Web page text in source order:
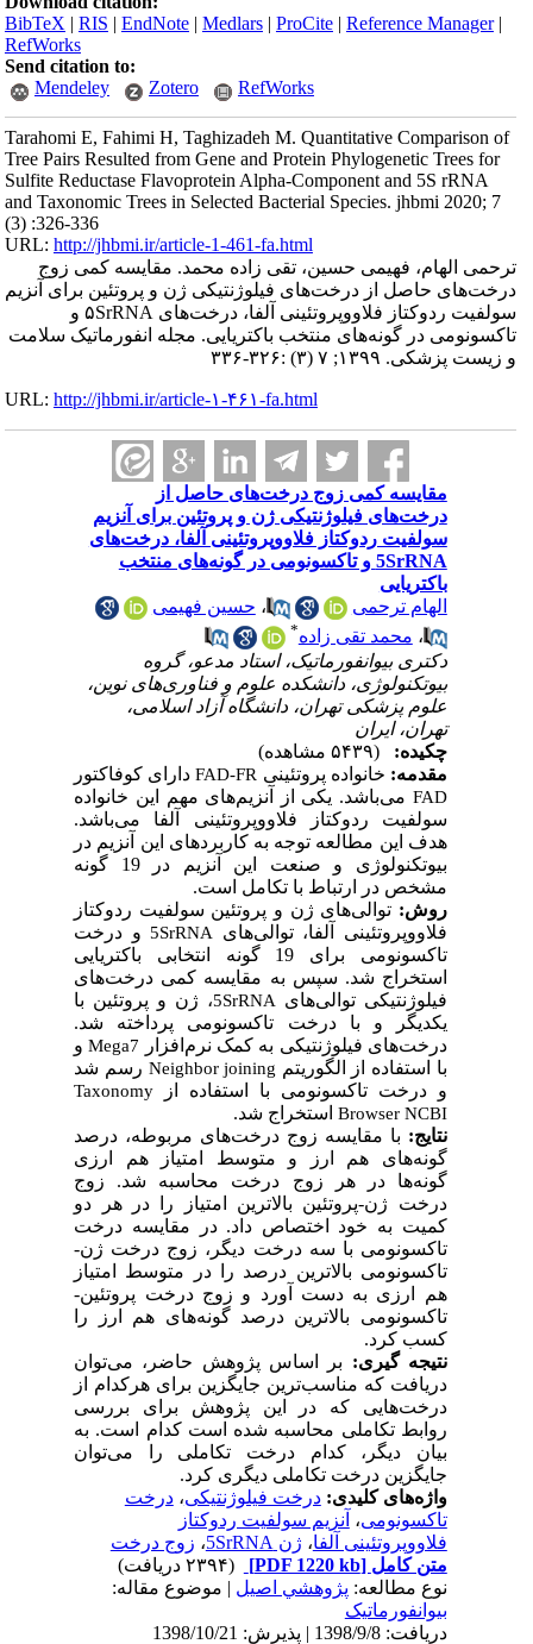
BibTeX |RIS |EndNote |Medlars |ProCite |Reference Manager
RefWorks
Send citation to:
Mendeley
Zotero RefWorks
Tarahomi E, Fahimi H, Taghizadeh M. Quantitative Comparison of
Tree Pairs Resulted from Gene and Protein Phylogenetic Trees for
Sulfite Reductase Flavoprotein Alpha-Component and 5S rRNA
and Taxonomic Trees in Selected Bacterial Species. jhbmi 2020; 7
(3) :326-336
URL:http://jhbmi.ir/article-1-461-fa.html
ترحمی الهام، فهیمی حسین، تقی زاده محمد. مقایسه کمی زوج
درخت‌های حاصل از درخت‌های فیلوژنتیکی ژن و پروتئین برای آنزیم
سولفیت ردوکتاز فلاووپروتئینی آلفا، درخت‌های ۵SrRNA و
تاکسونومی در گونه‌های منتخب باکتریایی. مجله انفورماتیک سلامت
و زیست پزشکی. ۱۳۹۹; ۷ (۳) :۳۲۶-۳۳۶
URL:http://jhbmi.ir/article-۱-۴۶۱-fa.html
مقایسه کمی زوج درخت‌های حاصل از
درخت‌های فیلوژنتیکی ژن و پروتئین برای آنزیم
سولفیت ردوکتاز فلاووپروتئینی آلفا، درخت‌های
5SrRNA و تاکسونومی در گونه‌های منتخب
باکتریایی
الهام ترحمی
،حسین فهیمی
،محمد تقی زاده
دکتری بیوانفورماتیک، استاد مدعو، گروه
بیوتکنولوژی، دانشکده علوم و فناوری‌های نوین،
علوم پزشکی تهران، دانشگاه آزاد اسلامی،
تهران، ایران
چکیده:
مقدمه:خانواده پروتئینی FAD-FRدارای کوفاکتور
FADمی‌باشد. یکی از آنزیم‌های مهم این خانواده
سولفیت ردوکتاز فلاووپروتئینی آلفا می‌باشد.
هدف این مطالعه توجه به کاربرد‌های این آنزیم در
بیوتکنولوژی و صنعت این آنزیم در 19 گونه
مشخص در ارتباط با تکامل است.
روش: توالیهای ژن و پروتئین سولفیت ردوکتاز
فلاووپروتئینی آلفا، توالی‌های5SrRNAو درخت
تاکسونومی برای 19 گونه انتخابی باکتریایی
استخراج شد. سپس به مقایسه کمی درخت‌های
فیلوژنتیکی توالی‌های5SrRNA، ژن و پروتئین با
یکدیگر و با درخت تاکسونومی پرداخته شد.
درخت‌های فیلوژنتیکی به کمک نرم‌افزارMega7و
با استفاده از الگوریتمNeighbor joiningرسم شد
و درخت تاکسونومی با استفاده از
Taxonomy
Browser NCBIاستخراج شد.
نتایج:با مقایسه زوج درخت‌های مربوطه، درصد
گونه‌های هم ارز و متوسط امتیاز هم ارزی
گونه‌ها در هر زوج درخت محاسبه شد. زوج
درخت ژن-پروتئین بالاترین امتیاز را در هر دو
کمیت به خود اختصاص داد. در مقایسه درخت
تاکسونومی با سه درخت دیگر، زوج درخت ژن-
تاکسونومی بالاترین درصد را در متوسط امتیاز
هم ارزی به دست آورد و زوج درخت پروتئین-
تاکسونومی بالاترین درصد گونه‌های هم ارز را
کسب کرد.
نتیجه­ گیری:بر اساس پژوهش حاضر، می‌توان
دریافت که مناسب‌ترین جایگزین برای هرکدام از
درخت‌هایی که در این پژوهش برای بررسی
روابط تکاملی محاسبه شده است کدام است. به
بیان دیگر، کدام درخت تکاملی را می‌توان
جایگزین درخت تکاملی دیگری کرد.
واژه‌های کلیدی:درخت فیلوژنتیکی،درخت
تاکسونومی،آنزیم سولفیت ردوکتاز
فلاووپروتئینی آلفا،ژن 5SrRNA‌ ،زوج درخت
متن کامل[PDF 1220 kb]
نوع مطالعه:پژوهشي اصیل| موضوع مقاله:
بیوانفورماتیک
دریافت: 1398/9/8 | پذیرش: 1398/10/21